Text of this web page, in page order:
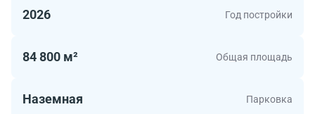
гарантирует высокий уровень естественного
полностью соответствует классу А и включает
современные системы безопасности.
2026 Год постройки
84 800 м² Общая площадь
Наземная Парковка